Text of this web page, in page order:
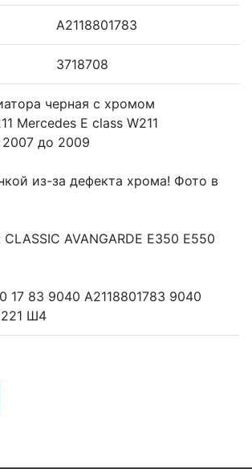
A2118801783
3718708
черная с хромом
Mercedes E class W211
2007 до 2009
из-за дефекта хрома! Фото в
AVANGARDE E350 E550
17 83 9040 A2118801783 9040
Ш4